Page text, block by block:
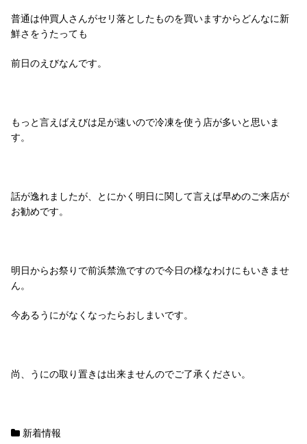
普通は仲買人さんがセリ落としたものを買いますからどんなに新
鮮さをうたっても
前日のえびなんです。
もっと言えばえびは足が速いので冷凍を使う店が多いと思いま
す。
話が逸れましたが、とにかく明日に関して言えば早めのご来店が
お勧めです。
明日からお祭りで前浜禁漁ですので今日の様なわけにもいきませ
ん。
今あるうにがなくなったらおしまいです。
尚、うにの取り置きは出来ませんのでご了承ください。
新着情報